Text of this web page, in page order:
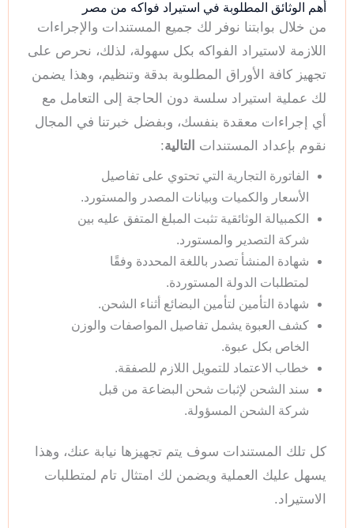
أهم الوثائق المطلوبة في استيراد فواكه من مصر
من خلال بوابتنا نوفر لك جميع المستندات والإجراءات
اللازمة لاستيراد الفواكه بكل سهولة، لذلك، نحرص على
تجهيز كافة الأوراق المطلوبة بدقة وتنظيم، وهذا يضمن
لك عملية استيراد سلسة دون الحاجة إلى التعامل مع
أي إجراءات معقدة بنفسك، وبفضل خبرتنا في المجال
نقوم بإعداد المستندات التالية:
الفاتورة التجارية التي تحتوي على تفاصيل
الأسعار والكميات وبيانات المصدر والمستورد.
الكمبيالة الوثائقية تثبت المبلغ المتفق عليه بين
شركة التصدير والمستورد.
شهادة المنشأ تصدر باللغة المحددة وفقًا
لمتطلبات الدولة المستوردة.
شهادة التأمين لتأمين البضائع أثناء الشحن.
كشف العبوة يشمل تفاصيل المواصفات والوزن
الخاص بكل عبوة.
خطاب الاعتماد للتمويل اللازم للصفقة.
سند الشحن لإثبات شحن البضاعة من قبل
شركة الشحن المسؤولة.
كل تلك المستندات سوف يتم تجهيزها نيابة عنك، وهذا
يسهل عليك العملية ويضمن لك امتثال تام لمتطلبات
الاستيراد.